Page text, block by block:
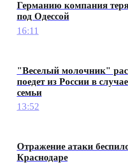
Германию компания
под Одессой
16:11
"Веселый молочник"
поедет из России в
семьи
13:52
Отражение атаки
Краснодаре